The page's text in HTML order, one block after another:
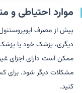
موارد احتیاطی و
پیش از مصرف
دیگری، پزشک خود یا
ممکن است دارای اجزای
مشکلات دیگر شود. برای
کنید.